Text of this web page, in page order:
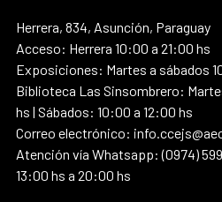
Herrera, 834, Asunción, Paraguay
Acceso: Herrera 10:00 a 21:00 hs
Exposiciones: Martes a sábados
Biblioteca Las Sinsombrero:
hs | Sábados: 10:00 a 12:00 hs
Correo electrónico:
Atención vía Whatsapp: (0974)
13:00 hs a 20:00 hs